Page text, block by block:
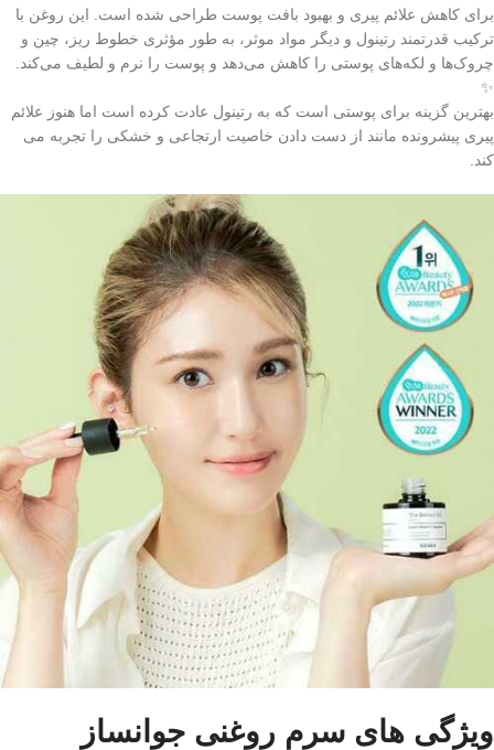
برای کاهش علائم پیری و بهبود بافت پوست طراحی شده است. این روغن با
ترکیب قدرتمند رتینول و دیگر مواد موثر، به طور مؤثری خطوط ریز، چین و
چروک‌ها و لکه‌های پوستی را کاهش می‌دهد و پوست را نرم و لطیف می‌کند.
✨
بهترین گزینه برای پوستی است که به رتینول عادت کرده است اما هنوز علائم
پیری پیشرونده مانند از دست دادن خاصیت ارتجاعی و خشکی را تجربه می
کند.
ویژگی های سرم روغنی جوانساز